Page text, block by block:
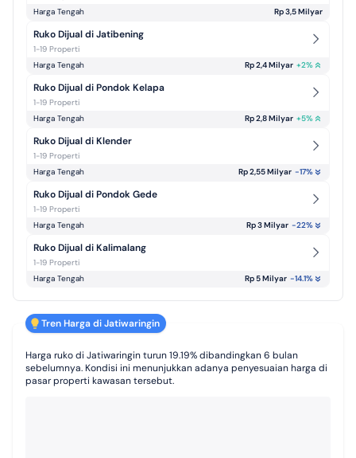
Tren Harga di Jatiwaringin
Harga ruko di Jatiwaringin turun 19.19% dibandingkan 6 bulan
sebelumnya. Kondisi ini menunjukkan adanya penyesuaian harga di
pasar properti kawasan tersebut.
Harga Tengah
Rp 3,5 Milyar
Ruko Dijual di Jatibening
1-19 Properti
Harga Tengah
Rp 2,4 Milyar +2%
Ruko Dijual di Pondok Kelapa
1-19 Properti
Harga Tengah
Rp 2,8 Milyar +5%
Ruko Dijual di Klender
1-19 Properti
Harga Tengah
Rp 2,55 Milyar -17%
Ruko Dijual di Pondok Gede
1-19 Properti
Harga Tengah
Rp 3 Milyar -22%
Ruko Dijual di Kalimalang
1-19 Properti
Harga Tengah
Rp 5 Milyar -14.1%